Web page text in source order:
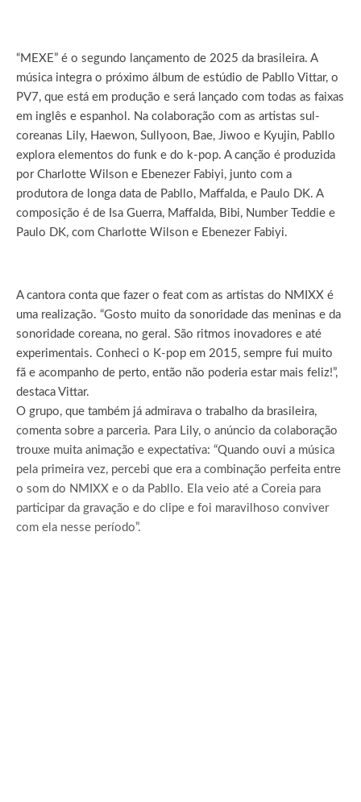
“MEXE” é o segundo lançamento de 2025 da brasileira. A
música integra o próximo álbum de estúdio de Pabllo Vittar, o
PV7, que está em produção e será lançado com todas as faixas
em inglês e espanhol. Na colaboração com as artistas sul-
coreanas Lily, Haewon, Sullyoon, Bae, Jiwoo e Kyujin, Pabllo
explora elementos do funk e do k-pop. A canção é produzida
por Charlotte Wilson e Ebenezer Fabiyi, junto com a
produtora de longa data de Pabllo, Maffalda, e Paulo DK. A
composição é de Isa Guerra, Maffalda, Bibi, Number Teddie e
Paulo DK, com Charlotte Wilson e Ebenezer Fabiyi.
A cantora conta que fazer o feat com as artistas do NMIXX é
uma realização. “Gosto muito da sonoridade das meninas e da
sonoridade coreana, no geral. São ritmos inovadores e até
experimentais. Conheci o K-pop em 2015, sempre fui muito
fã e acompanho de perto, então não poderia estar mais feliz!”,
destaca Vittar.
O grupo, que também já admirava o trabalho da brasileira,
comenta sobre a parceria. Para Lily, o anúncio da colaboração
trouxe muita animação e expectativa: “Quando ouvi a música
pela primeira vez, percebi que era a combinação perfeita entre
o som do NMIXX e o da Pabllo. Ela veio até a Coreia para
participar da gravação e do clipe e foi maravilhoso conviver
com ela nesse período”.